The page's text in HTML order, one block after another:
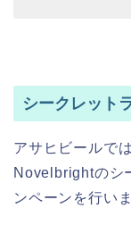
シークレット
アサヒビールで
Novelbrightのシ
ンペーンを行い